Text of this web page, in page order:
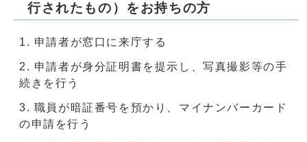
行されたもの）をお持ちの方
申請者が窓口に来庁する
申請者が身分証明書を提示し、写真撮影等の手
続きを行う
職員が暗証番号を預かり、マイナンバーカード
の申請を行う